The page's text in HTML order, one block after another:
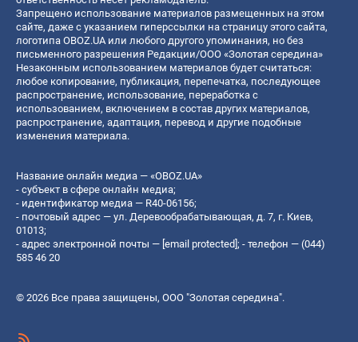
Запрещено использование материалов размещенных на этом
сайте, даже с указанием гиперссылки на страницу этого сайта,
логотипа OBOZ.UA или любого другого упоминания, но без
письменного разрешения Редакции/ООО «Золотая середина»
Незаконным использованием материалов будет считаться:
любое копирование, публикация, перепечатка, последующее
распространение, использование, переработка с
использованием, включением в состав других материалов,
распространение, адаптация, перевод и другие подобные
изменения материала.
Название онлайн медиа — «OBOZ.UA»
- субъект в сфере онлайн медиа;
- идентификатор медиа — R40-06156;
- почтовый адрес — ул. Деревообрабатывающая, д. 7, г. Киев,
01013;
- адрес электронной почты — [email protected]; - телефон — (044)
585 46 20
© 2026 Все права защищены, ООО "Золотая середина".